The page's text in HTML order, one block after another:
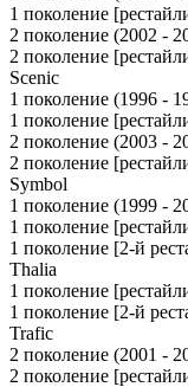
1 поколение
2 поколение (2002 -
2 поколение
Scenic
1 поколение (1996 -
1 поколение
2 поколение (2003 -
2 поколение
Symbol
1 поколение (1999 -
1 поколение
1 поколение [2-й
Thalia
1 поколение
1 поколение [2-й
Trafic
2 поколение (2001 -
2 поколение